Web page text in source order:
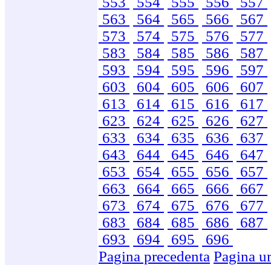
563
564 565 566
567
573
574 575 576
577
583
584 585 586
587
593
594 595 596
597
603
604 605 606
607
613
614 615 616
617
623
624 625 626
627
633
634 635 636
637
643
644 645 646
647
653
654 655 656
657
663
664 665 666
667
673
674 675 676
677
683
684 685 686
687
693
694 695
696
Pagina precedenta Pagina